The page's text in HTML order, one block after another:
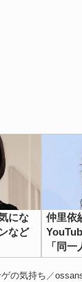
にな
など
仲里依
「同
大きい
の気持ち ／